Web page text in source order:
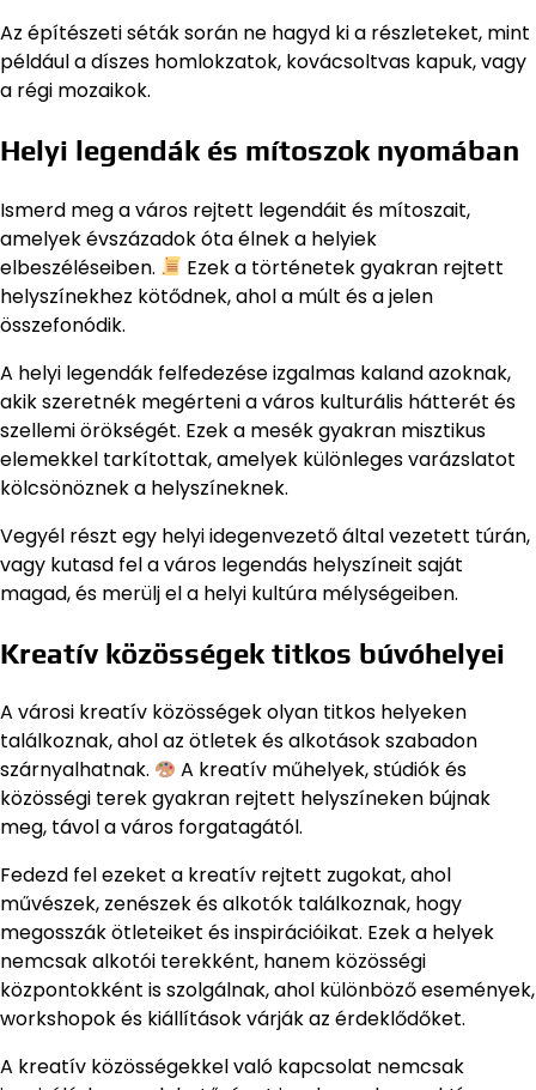
Az építészeti séták során ne hagyd ki a részleteket, mint
például a díszes homlokzatok, kovácsoltvas kapuk, vagy
a régi mozaikok.
Helyi legendák és mítoszok nyomában
Ismerd meg a város rejtett legendáit és mítoszait,
amelyek évszázadok óta élnek a helyiek
elbeszéléseiben.
Ezek a történetek gyakran rejtett
helyszínekhez kötődnek, ahol a múlt és a jelen
összefonódik.
A helyi legendák felfedezése izgalmas kaland azoknak,
akik szeretnék megérteni a város kulturális hátterét és
szellemi örökségét. Ezek a mesék gyakran misztikus
elemekkel tarkítottak, amelyek különleges varázslatot
kölcsönöznek a helyszíneknek.
Vegyél részt egy helyi idegenvezető által vezetett túrán,
vagy kutasd fel a város legendás helyszíneit saját
magad, és merülj el a helyi kultúra mélységeiben.
Kreatív közösségek titkos búvóhelyei
A városi kreatív közösségek olyan titkos helyeken
találkoznak, ahol az ötletek és alkotások szabadon
szárnyalhatnak.
A kreatív műhelyek, stúdiók és
közösségi terek gyakran rejtett helyszíneken bújnak
meg, távol a város forgatagától.
Fedezd fel ezeket a kreatív rejtett zugokat, ahol
művészek, zenészek és alkotók találkoznak, hogy
megosszák ötleteiket és inspirációikat. Ezek a helyek
nemcsak alkotói terekként, hanem közösségi
központokként is szolgálnak, ahol különböző események,
workshopok és kiállítások várják az érdeklődőket.
A kreatív közösségekkel való kapcsolat nemcsak